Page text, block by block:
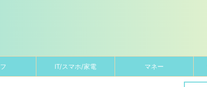
IT/スマホ/家電 マネー